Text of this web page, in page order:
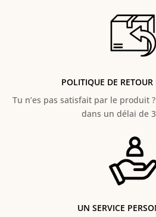
POLITIQUE DE RETOUR
Tu n’es pas satisfait par le produit
dans un délai de
UN SERVICE